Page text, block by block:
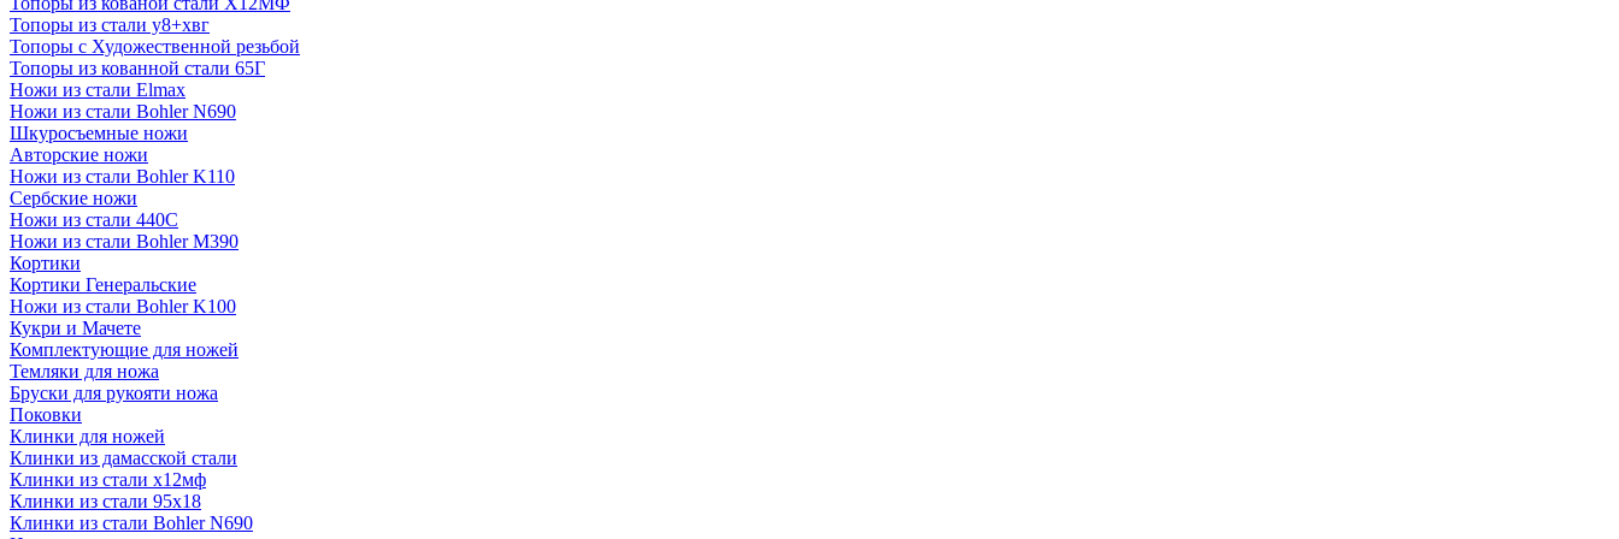
Топоры из стали у8+хвг
Топоры с Художественной резьбой
Топоры из кованной стали 65Г
Ножи из стали Elmax
Ножи из стали Bohler N690
Шкуросъемные ножи
Авторские ножи
Ножи из стали Bohler K110
Сербские ножи
Ножи из стали 440С
Ножи из стали Bohler M390
Кортики
Кортики Генеральские
Ножи из стали Bohler K100
Кукри и Мачете
Комплектующие для ножей
Темляки для ножа
Бруски для рукояти ножа
Поковки
Клинки для ножей
Клинки из дамасской стали
Клинки из стали х12мф
Клинки из стали 95х18
Клинки из стали Bohler N690